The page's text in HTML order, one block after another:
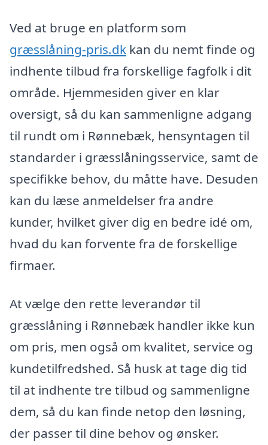
Ved at bruge en platform som
græsslåning-pris.dk kan du nemt finde og
indhente tilbud fra forskellige fagfolk i dit
område. Hjemmesiden giver en klar
oversigt, så du kan sammenligne adgang
til rundt om i Rønnebæk, hensyntagen til
standarder i græsslåningsservice, samt de
specifikke behov, du måtte have. Desuden
kan du læse anmeldelser fra andre
kunder, hvilket giver dig en bedre idé om,
hvad du kan forvente fra de forskellige
firmaer.
At vælge den rette leverandør til
græsslåning i Rønnebæk handler ikke kun
om pris, men også om kvalitet, service og
kundetilfredshed. Så husk at tage dig tid
til at indhente tre tilbud og sammenligne
dem, så du kan finde netop den løsning,
der passer til dine behov og ønsker.